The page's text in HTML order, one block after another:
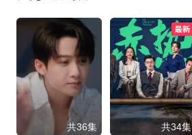
共36集 共34集